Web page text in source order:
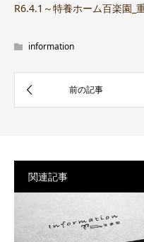
R6.4.1～特養ホーム百楽園_
information
関連記事